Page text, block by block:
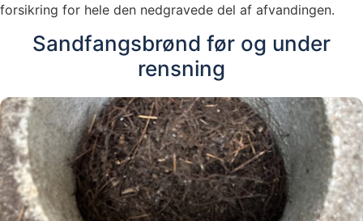
forsikring for hele den nedgravede del af afvandingen.
Sandfangsbrønd før og under
rensning